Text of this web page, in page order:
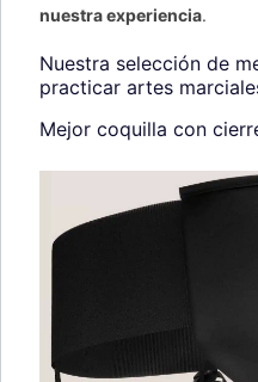
nuestra experiencia.
Nuestra selección de
practicar artes
Mejor coquilla con